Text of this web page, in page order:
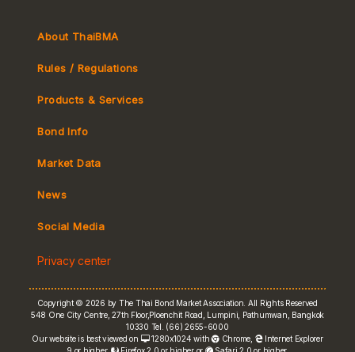
About ThaiBMA
Rules / Regulations
Tax
Products & Services
MeBond
e-bookbuilding
Bond Info
Market Data
Yield Curve
News
Social Media
Privacy center
Copyright © 2026 by The Thai Bond Market Association. All Rights Reserved
548 One City Centre, 27th Floor,Ploenchit Road, Lumpini, Pathumwan, Bangkok
10330 Tel. (66) 2655-6000
Our website is best viewed on
1280x1024 with Chrome
Internet Explorer